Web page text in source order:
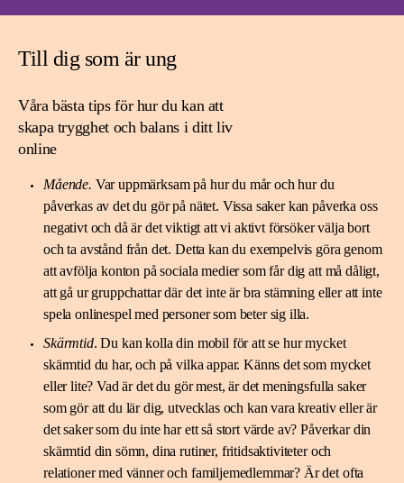
Till dig som är ung
Våra bästa tips för hur du kan att
skapa trygghet och balans i ditt liv
online
Mående. Var uppmärksam på hur du mår och hur du
påverkas av det du gör på nätet. Vissa saker kan påverka oss
negativt och då är det viktigt att vi aktivt försöker välja bort
och ta avstånd från det. Detta kan du exempelvis göra genom
att avfölja konton på sociala medier som får dig att må dåligt,
att gå ur gruppchattar där det inte är bra stämning eller att inte
spela onlinespel med personer som beter sig illa.
Skärmtid. Du kan kolla din mobil för att se hur mycket
skärmtid du har, och på vilka appar. Känns det som mycket
eller lite? Vad är det du gör mest, är det meningsfulla saker
som gör att du lär dig, utvecklas och kan vara kreativ eller är
det saker som du inte har ett så stort värde av? Påverkar din
skärmtid din sömn, dina rutiner, fritidsaktiviteter och
relationer med vänner och familjemedlemmar? Är det ofta